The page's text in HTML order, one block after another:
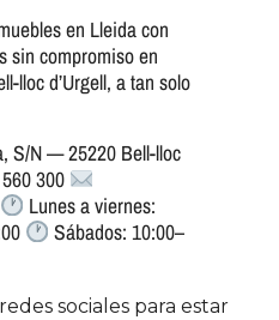
en Lleida con
sin compromiso en
lloc d’Urgell, a tan solo
S/N — 25220 Bell-lloc
300
Lunes a viernes:
Sábados: 10:00–
sociales para estar